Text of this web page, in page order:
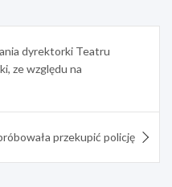
dyrektorki Teatru
ze względu na
przekupić policję